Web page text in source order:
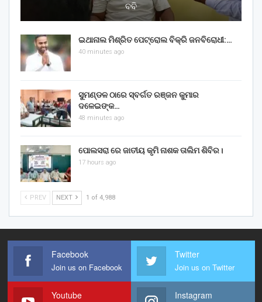
ବବି
ଇଥାନାଲ ମିଶ୍ରିତ ପେଟ୍ରୋଲ ବିକ୍ରି ଜନବିରୋଧୀ:…
40 minutes ago
ସୁମଣ୍ଡଳ ଠାରେ ସ୍ବର୍ଗତ ରଞ୍ଜନ କୁମାର
ଦଳେଇଙ୍କ…
48 minutes ago
ପୋଲସରା ରେ ଜାତୀୟ କୃମି ନାଶକ ତାଲିମ ଶିବିର।
17 hours ago
PREV NEXT 1 of 4,988
Facebook
Join us on Facebook
Twitter
Join us on Twitter
Youtube Instagram